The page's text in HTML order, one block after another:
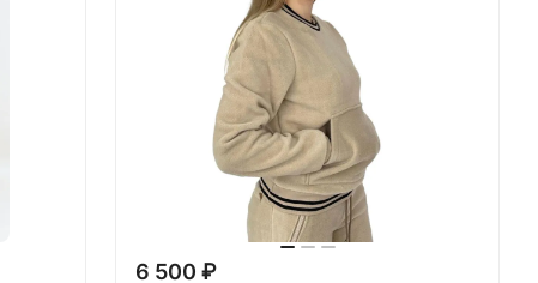
6 500 ₽